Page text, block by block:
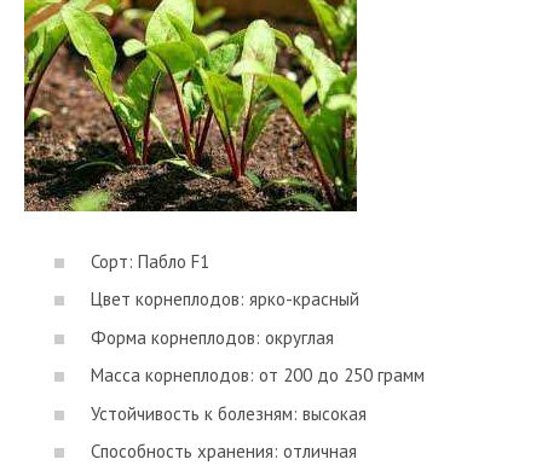
Сорт: Пабло F1
Цвет корнеплодов: ярко-красный
Форма корнеплодов: округлая
Масса корнеплодов: от 200 до 250 грамм
Устойчивость к болезням: высокая
Способность хранения: отличная